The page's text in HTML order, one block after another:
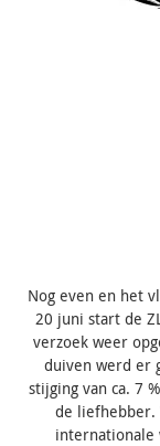
Nog even en het
20 juni start de
verzoek weer
duiven werd er
stijging van ca. 7
de liefhebber.
internationale